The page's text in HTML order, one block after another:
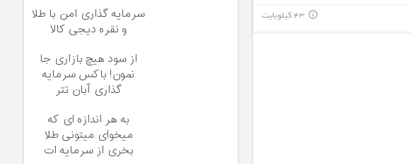
43 کیلوبایت info_outline
سرمایه گذاری امن با طلا
و نقره دیجی کالا
از سود هیچ بازاری جا
نمون! باکس سرمایه
گذاری آبان تتر
به هر اندازه ای که
میخوای میتونی طلا
بخری از سرمایه ات